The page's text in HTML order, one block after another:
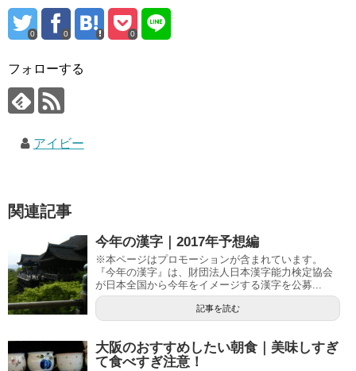
0 0 0
フォローする
アイビー
関連記事
今年の漢字｜2017年予想編
※本ページはプロモーションが含まれています。
『今年の漢字』は、財団法人日本漢字能力検定協会
が日本全国から今年をイメージする漢字を公募...
記事を読む
大阪のおすすめしたい朝食｜美味しすぎ
て食べすぎ注意！